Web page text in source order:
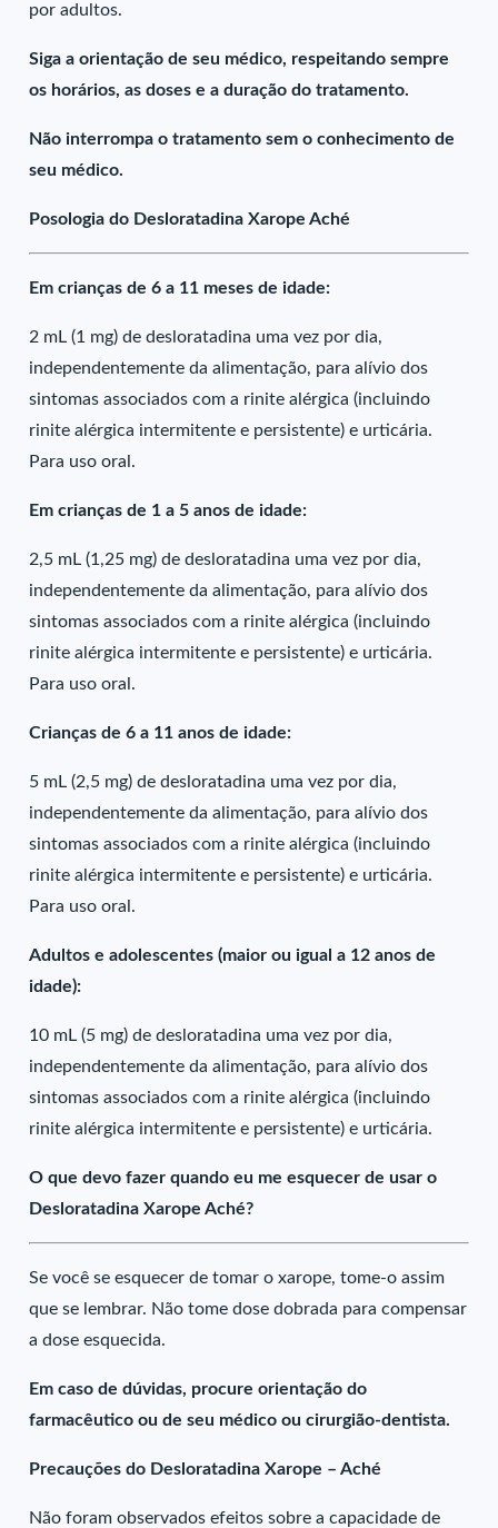
por adultos.
Siga a orientação de seu médico, respeitando sempre
os horários, as doses e a duração do tratamento.
Não interrompa o tratamento sem o conhecimento de
seu médico.
Posologia do Desloratadina Xarope Aché
Em crianças de 6 a 11 meses de idade:
2 mL (1 mg) de desloratadina uma vez por dia,
independentemente da alimentação, para alívio dos
sintomas associados com a rinite alérgica (incluindo
rinite alérgica intermitente e persistente) e urticária.
Para uso oral.
Em crianças de 1 a 5 anos de idade:
2,5 mL (1,25 mg) de desloratadina uma vez por dia,
independentemente da alimentação, para alívio dos
sintomas associados com a rinite alérgica (incluindo
rinite alérgica intermitente e persistente) e urticária.
Para uso oral.
Crianças de 6 a 11 anos de idade:
5 mL (2,5 mg) de desloratadina uma vez por dia,
independentemente da alimentação, para alívio dos
sintomas associados com a rinite alérgica (incluindo
rinite alérgica intermitente e persistente) e urticária.
Para uso oral.
Adultos e adolescentes (maior ou igual a 12 anos de
idade):
10 mL (5 mg) de desloratadina uma vez por dia,
independentemente da alimentação, para alívio dos
sintomas associados com a rinite alérgica (incluindo
rinite alérgica intermitente e persistente) e urticária.
O que devo fazer quando eu me esquecer de usar o
Desloratadina Xarope Aché?
Se você se esquecer de tomar o xarope, tome-o assim
que se lembrar. Não tome dose dobrada para compensar
a dose esquecida.
Em caso de dúvidas, procure orientação do
farmacêutico ou de seu médico ou cirurgião-dentista.
Precauções do Desloratadina Xarope – Aché
Não foram observados efeitos sobre a capacidade de